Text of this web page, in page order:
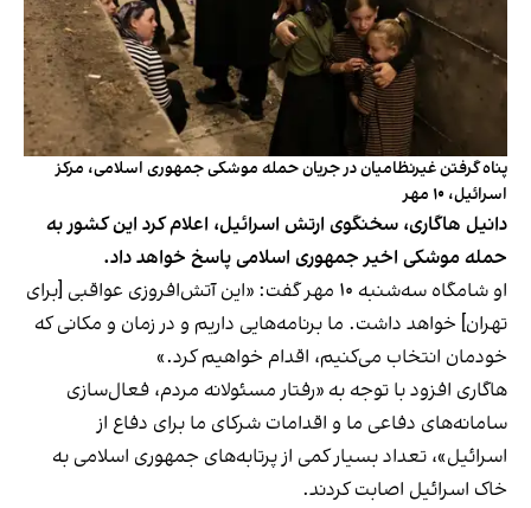
پناه گرفتن غیرنظامیان در جریان حمله موشکی جمهوری اسلامی، مرکز
اسرائیل، ۱۰ مهر
دانیل هاگاری، سخنگوی ارتش اسرائیل، اعلام کرد این کشور به
حمله موشکی اخیر جمهوری اسلامی پاسخ خواهد داد.
او شامگاه سه‌شنبه ۱۰ مهر گفت: «این آتش‌افروزی عواقبی [برای
تهران] خواهد داشت. ما برنامه‌هایی داریم و در زمان و مکانی که
خودمان انتخاب می‌کنیم، اقدام خواهیم کرد.»
هاگاری افزود با توجه به «رفتار مسئولانه مردم، فعال‌سازی
سامانه‌های دفاعی‌ ما و اقدامات شرکای ما برای دفاع از
اسرائیل»، تعداد بسیار کمی از پرتابه‌های جمهوری اسلامی به
خاک اسرائیل اصابت کردند.